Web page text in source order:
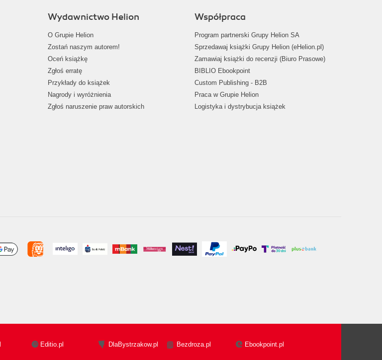
Wydawnictwo Helion
O Grupie Helion
Zostań naszym autorem!
Oceń książkę
Zgłoś erratę
Przykłady do książek
Nagrody i wyróżnienia
Zgłoś naruszenie praw autorskich
Współpraca
Program partnerski Grupy Helion SA
Sprzedawaj książki Grupy Helion (eHelion.pl)
Zamawiaj książki do recenzji (Biuro Prasowe)
BIBLIO Ebookpoint
Custom Publishing - B2B
Praca w Grupie Helion
Logistyka i dystrybucja książek
Editio.pl DlaBystrzakow.pl Bezdroza.pl Ebookpoint.pl